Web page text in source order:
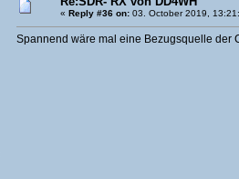
« Reply #36 on:03. October 2019,
Spannend wäre mal eine Bezugsquelle der